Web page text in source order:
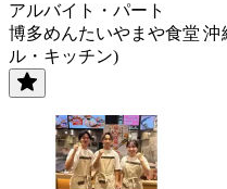
アルバイト・パート
博多めんたいやまや食堂
ル・キッチン)